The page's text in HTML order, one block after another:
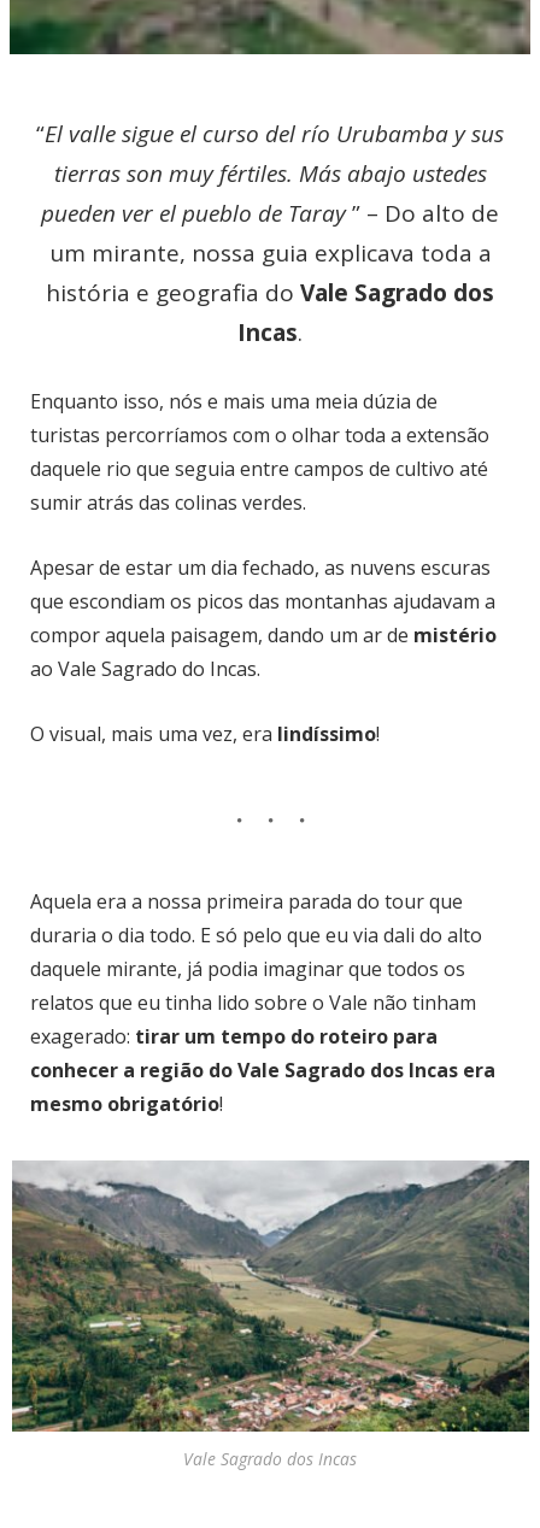
“El valle sigue el curso del río Urubamba y sus
tierras son muy fértiles. Más abajo ustedes
pueden ver el pueblo de Taray” – Do alto de
um mirante, nossa guia explicava toda a
história e geografia do Vale Sagrado dos
Incas.
Enquanto isso, nós e mais uma meia dúzia de
turistas percorríamos com o olhar toda a extensão
daquele rio que seguia entre campos de cultivo até
sumir atrás das colinas verdes.
Apesar de estar um dia fechado, as nuvens escuras
que escondiam os picos das montanhas ajudavam a
compor aquela paisagem, dando um ar de mistério
ao Vale Sagrado do Incas.
O visual, mais uma vez, era lindíssimo!
Aquela era a nossa primeira parada do tour que
duraria o dia todo. E só pelo que eu via dali do alto
daquele mirante, já podia imaginar que todos os
relatos que eu tinha lido sobre o Vale não tinham
exagerado: tirar um tempo do roteiro para
conhecer a região do Vale Sagrado dos Incas era
mesmo obrigatório!
Vale Sagrado dos Incas